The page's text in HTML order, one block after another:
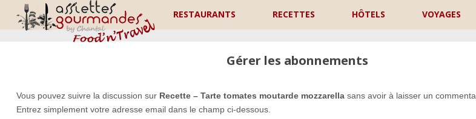
RESTAURANTS RECETTES HÔTELS VOYAGES
Gérer les abonnements
Vous pouvez suivre la discussion sur Recette – Tarte tomates moutarde mozzarellasans avoir à laisser un
Entrez simplement votre adresse email dans le champ ci-dessous.